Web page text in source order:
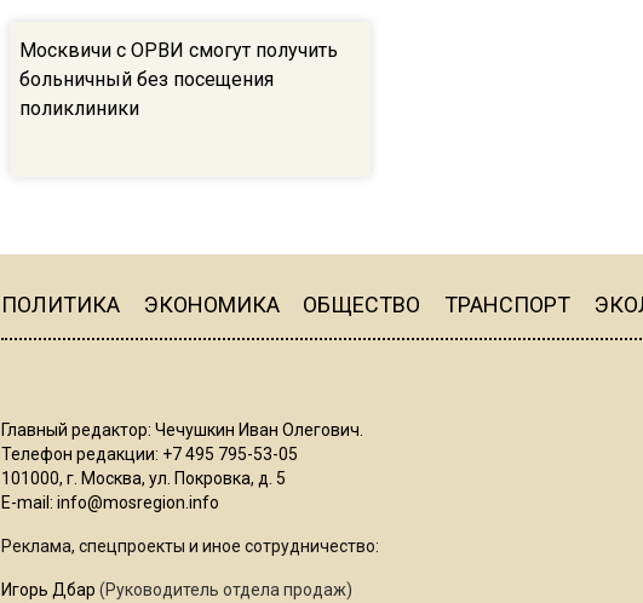
Москвичи с ОРВИ смогут получить
больничный без посещения
поликлиники
ПОЛИТИКА ЭКОНОМИКА ОБЩЕСТВО ТРАНСПОРТ
Главный редактор: Чечушкин Иван Олегович.
Телефон редакции: +7 495 795-53-05
101000, г. Москва, ул. Покровка, д. 5
E-mail: info@mosregion.info
Реклама, спецпроекты и иное сотрудничество:
Игорь Дбар (Руководитель отдела продаж)